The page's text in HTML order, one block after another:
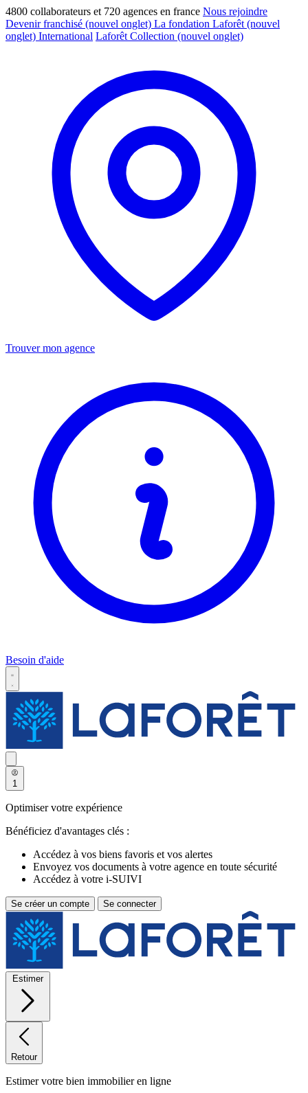
4800 collaborateurs et 720 agences en france Nous rejoindre
Devenir franchisé (nouvel onglet) La fondation Laforêt (nouvel
onglet) International Laforêt Collection (nouvel onglet)
Trouver mon agence
Besoin d'aide
1
Optimiser votre expérience
Bénéficiez d'avantages clés :
Accédez à vos biens favoris et vos alertes
Envoyez vos documents à votre agence en toute sécurité
Accédez à votre i-SUIVI
Se créer un compte Se connecter
Estimer
Retour
Estimer votre bien immobilier en ligne